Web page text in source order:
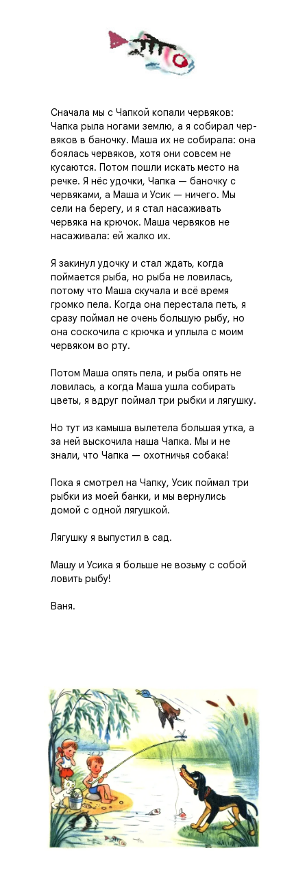
Сначала мы с Чапкой копали червяков:
Чапка рыла ногами землю, а я собирал чер­
вяков в баночку. Maшa их не собирала: она
боялась червяков, хотя они совсем не
кусаются. Потом пошли искать место на
речке. Я нёс удочки, Чапка — баночку с
червяками, а Маша и Усик — ничего. Мы
сели на берегу, и я стал насаживать
червяка на крючок. Маша червяков не
насаживала: ей жалко их.
Я закинул удочку и стал ждать, когда
поймается рыба, но рыба не ловилась,
потому что Маша скуча­ла и всё время
громко пела. Когда она перестала петь, я
сразу поймал не очень большую рыбу, но
она соско­чила с крючка и уплыла с моим
червяком во рту.
Потом Maшa опять пела, и рыба опять не
ловилась, а когда Маша ушла собирать
цветы, я вдруг поймал три рыбки и лягушку.
Но тут из камыша вылетела большая утка, а
за ней выскочила наша Чапка. Мы и не
знали, что Чапка — охотничья собака!
Пока я смотрел на Чапку, Усик поймал три
рыбки из моей банки, и мы вернулись
домой с одной лягуш­кой.
Лягушку я выпустил в сад.
Машу и Усика я больше не возьму с собой
ловить рыбу!
Ваня.